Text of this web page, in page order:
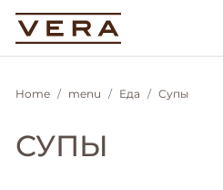
Home menu Еда Супы
СУПЫ